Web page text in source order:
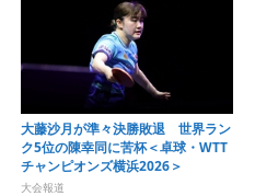
大藤沙月が準々決勝敗退 世界ラン
ク5位の陳幸同に苦杯＜卓球・WTT
チャンピオンズ横浜2026＞
大会報道